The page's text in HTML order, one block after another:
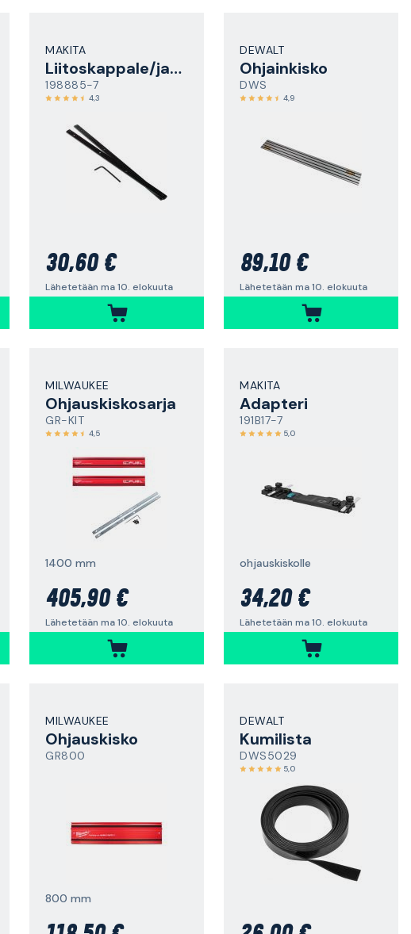
MAKITA
Liitoskappale/jatkoliitin
198885-7
4,3
30,60 €
Lähetetään ma 10. elokuuta
DEWALT
Ohjainkisko
DWS
4,9
89,10 €
Lähetetään ma 10. elokuuta
MILWAUKEE
Ohjauskiskosarja
GR-KIT
4,5
1400 mm
405,90 €
Lähetetään ma 10. elokuuta
MAKITA
Adapteri
191B17-7
5,0
ohjauskiskolle
34,20 €
Lähetetään ma 10. elokuuta
MILWAUKEE
Ohjauskisko
GR800
800 mm
DEWALT
Kumilista
DWS5029
5,0